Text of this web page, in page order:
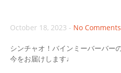
October 18, 2023 - No Comments
シンチャオ！バインミーバーバー
今をお届けします♩